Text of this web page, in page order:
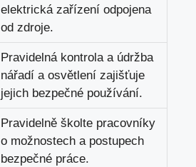
elektrická zařízení odpojena
od zdroje.
Pravidelná kontrola a údržba
nářadí a osvětlení zajišťuje
jejich bezpečné používání.
Pravidelně školte pracovníky
o možnostech a postupech
bezpečné práce.